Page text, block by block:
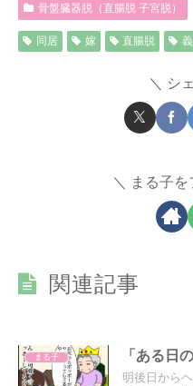
骨盤臓器脱（直腸脱 子宮脱）
同居 嫁 直腸脱
シ
まる子を
関連記事
まる子 「ある日
明後日から